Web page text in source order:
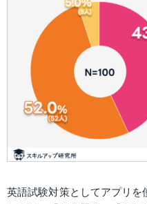
英語試験対策としてアプリを